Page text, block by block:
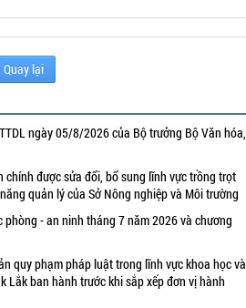
Quay lại
ngày 05/8/2026 của Bộ trưởng Bộ Văn hóa,
chính được sửa đổi, bổ sung lĩnh vực trồng trọt
quản lý của Sở Nông nghiệp và Môi trường
- an ninh tháng 7 năm 2026 và chương
quy phạm pháp luật trong lĩnh vực khoa học và
Lắk ban hành trước khi sắp xếp đơn vị hành